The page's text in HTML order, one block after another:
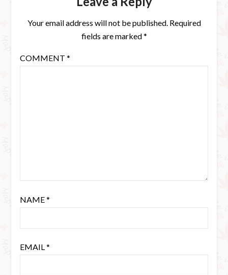
Your email address will not be published. Required
fields are marked*
COMMENT *
NAME*
EMAIL*